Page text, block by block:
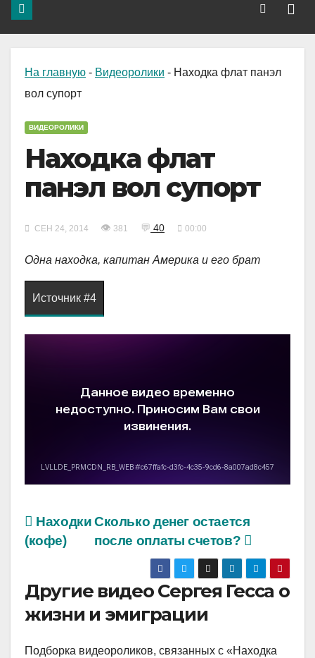
На главную - Видеоролики - Находка флат панэл
вол супорт
ВИДЕОРОЛИКИ
Находка флат
панэл вол супорт
СЕН 24, 2014 👁 381 💬 40 00:00
Одна находка, капитан Америка и его брат
Источник #4
Сколько денег остается
после оплаты счетов?
Находки
(кофе)
Другие видео Сергея Гесса о
жизни и эмиграции
Подборка видеороликов, связанных с «Находка